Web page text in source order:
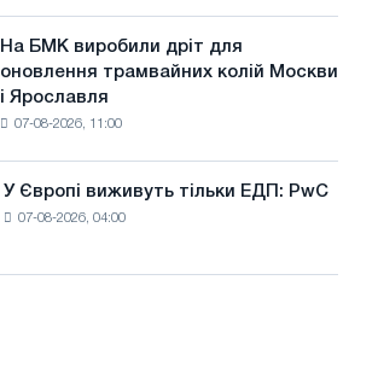
На БМК виробили дріт для
оновлення трамвайних колій Москви
і Ярославля
07-08-2026, 11:00
У Європі виживуть тільки ЕДП: PwC
07-08-2026, 04:00